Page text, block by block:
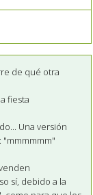
de qué otra
fiesta
Una versión
sí, debido a la